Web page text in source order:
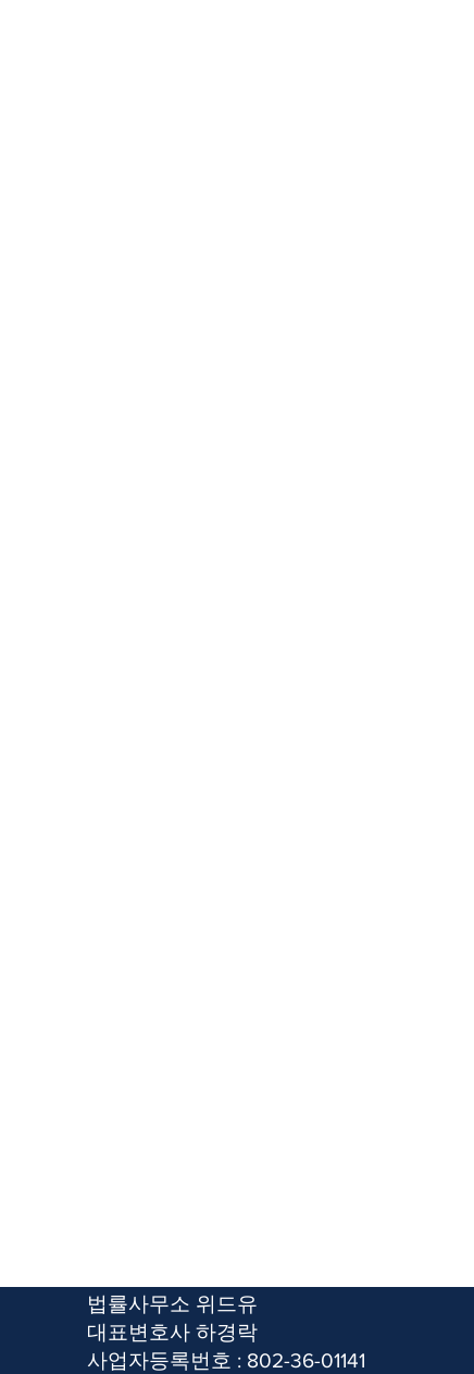
​법률사무소 위드유
​대표변호사 하경락
사업자등록번호 : 802-36-01141